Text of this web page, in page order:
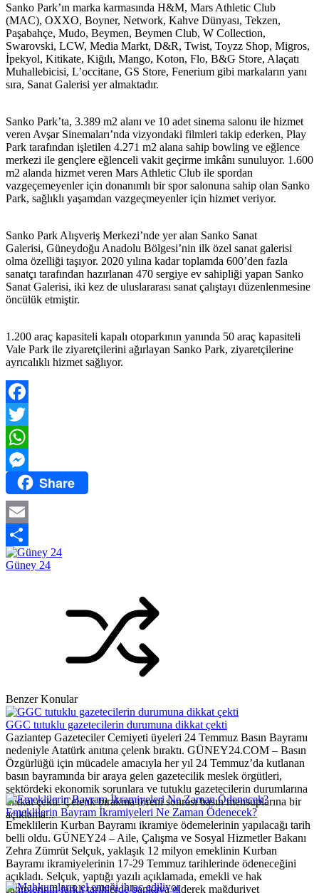
Sanko Park’ın marka karmasında H&M, Mars Athletic Club
(MAC), OXXO, Boyner, Network, Kahve Dünyası, Tekzen,
Paşabahçe, Mudo, Beymen, Beymen Club, W Collection,
Swarovski, LCW, Media Markt, D&R, Twist, Toyzz Shop, Migros,
İpekyol, Kitikate, Kiğılı, Mango, Koton, Flo, B&G Store, Alaçatı
Muhallebicisi, L’occitane​, GS Store, Fenerium gibi markaların yanı
sıra, Sanat Galerisi yer almaktadır.
Sanko Park’ta, 3.389 m2 alanı ve 10 adet sinema salonu ile hizmet
veren Avşar Sinemaları’nda vizyondaki filmleri takip ederken, Play
Park tarafından işletilen 4.271 m2 alana sahip bowling ve eğlence
merkezi ile gençlere eğlenceli vakit geçirme imkânı sunuluyor. 1.600
m2 alanda hizmet veren Mars Athletic Club ile spordan
vazgeçemeyenler için donanımlı bir spor salonuna sahip olan Sanko
Park, sağlıklı yaşamdan vazgeçmeyenler için hizmet veriyor.
Sanko Park Alışveriş Merkezi’nde yer alan Sanko Sanat
Galerisi, Güneydoğu Anadolu Bölgesi’nin ilk özel sanat galerisi
olma özelliği taşıyor. 2020 yılına kadar toplamda 600’den fazla
sanatçı tarafından hazırlanan 470 sergiye ev sahipliği yapan Sanko
Sanat Galerisi, iki kez de uluslararası sanat çalıştayı düzenlenmesine
öncülük etmiştir.
1.200 araç kapasiteli kapalı otoparkının yanında 50 araç kapasiteli
Vale Park ile ziyaretçilerini ağırlayan Sanko Park, ziyaretçilerine
ayrıcalıklı hizmet sağlıyor.
Facebook
Twitter
WhatsApp
MessengerShare
Email
Share
Güney 24
Benzer Konular
GGC tutuklu gazetecilerin durumuna dikkat çekti
Gaziantep Gazeteciler Cemiyeti üyeleri 24 Temmuz Basın Bayramı
nedeniyle Atatürk anıtına çelenk bıraktı. GÜNEY24.COM – Basın
Özgürlüğü için mücadele amacıyla her yıl 24 Temmuz’da kutlanan
basın bayramında bir araya gelen gazetecilik meslek örgütleri,
sektördeki ekonomik sorunlara ve tutuklu gazetecilerin durumlarına
dikkat çekti. Çelenk bırakma töreni sonrası basın mensuplarına bir
açıklama...
Emeklilerin Bayram İkramiyeleri Ne Zaman Ödenecek?
Emeklilerin Kurban Bayramı ikramiye ödemelerinin yapılacağı tarih
belli oldu. GÜNEY24 – Aile, Çalışma ve Sosyal Hizmetler Bakanı
Zehra Zümrüt Selçuk, yaklaşık 12 milyon emeklinin Kurban
Bayramı ikramiyelerinin 17-29 Temmuz tarihlerinde ödeneceğini
açıkladı. Selçuk, yaptığı yazılı açıklamada, emekli ve hak
sahiplerinin farklı tarihlerde bankaya giderek mağduriyet